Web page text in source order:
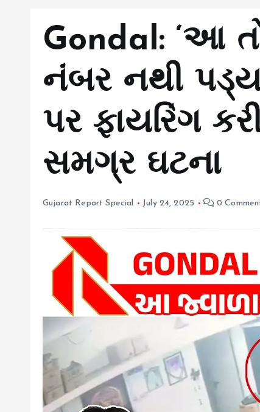
Gondal: ‘આ
નંબર નથી
પર ફાયરિંગ
સમગ્ર ઘટના
Gujarat Report Special July 24, 2025 0